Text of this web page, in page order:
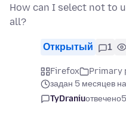
How can I select not to
all?
Открытый 1
Firefox
Primary
задан 5 месяцев
TyDraniuотвечено